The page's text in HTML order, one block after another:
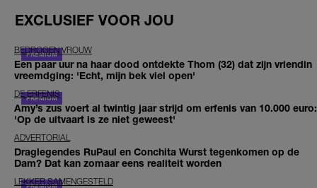
EXCLUSIEF VOOR JOU
BEDROGEN VROUW
Een paar uur na haar dood ontdekte Thom (32) dat zijn vriendin
vreemdging: 'Echt, mijn bek viel open'
DE ERFENIS
Amy’s zus voert al twintig jaar strijd om erfenis van 10.000 euro:
'Op de uitvaart is ze niet geweest'
ADVERTORIAL
Draglegendes RuPaul en Conchita Wurst tegenkomen op de
Dam? Dat kan zomaar eens realiteit worden
LEKKER SAMENGESTELD